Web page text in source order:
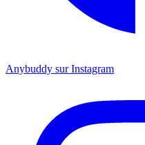
Anybuddy sur Instagram